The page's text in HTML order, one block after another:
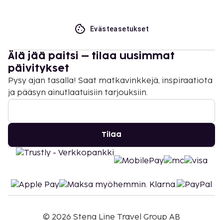
Evästeasetukset
Älä jää paitsi – tilaa uusimmat
päivitykset
Pysy ajan tasalla! Saat matkavinkkejä, inspiraatiota
ja pääsyn ainutlaatuisiin tarjouksiin.
Tilaa
© 2026 Stena Line Travel Group AB